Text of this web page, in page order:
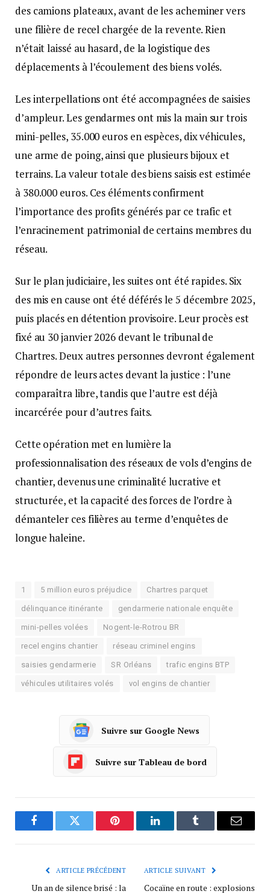
des camions plateaux, avant de les acheminer vers
une filière de recel chargée de la revente. Rien
n’était laissé au hasard, de la logistique des
déplacements à l’écoulement des biens volés.
Les interpellations ont été accompagnées de saisies
d’ampleur. Les gendarmes ont mis la main sur trois
mini-pelles, 35.000 euros en espèces, dix véhicules,
une arme de poing, ainsi que plusieurs bijoux et
terrains. La valeur totale des biens saisis est estimée
à 380.000 euros. Ces éléments confirment
l’importance des profits générés par ce trafic et
l’enracinement patrimonial de certains membres du
réseau.
Sur le plan judiciaire, les suites ont été rapides. Six
des mis en cause ont été déférés le 5 décembre 2025,
puis placés en détention provisoire. Leur procès est
fixé au 30 janvier 2026 devant le tribunal de
Chartres. Deux autres personnes devront également
répondre de leurs actes devant la justice : l’une
comparaîtra libre, tandis que l’autre est déjà
incarcérée pour d’autres faits.
Cette opération met en lumière la
professionnalisation des réseaux de vols d’engins de
chantier, devenus une criminalité lucrative et
structurée, et la capacité des forces de l’ordre à
démanteler ces filières au terme d’enquêtes de
longue haleine.
1 5 million euros préjudice Chartres parquet
délinquance itinérante gendarmerie nationale enquête
mini-pelles volées Nogent-le-Rotrou BR
recel engins chantier réseau criminel engins
saisies gendarmerie SR Orléans trafic engins BTP
véhicules utilitaires volés vol engins de chantier
Suivre sur Google News
Suivre sur Tableau de bord
FacebookTwitter Pinterest LinkedInTumblr
ARTICLE PRÉCÉDENT
Un an de silence brisé : la
ARTICLE SUIVANT
Cocaïne en route : explosions